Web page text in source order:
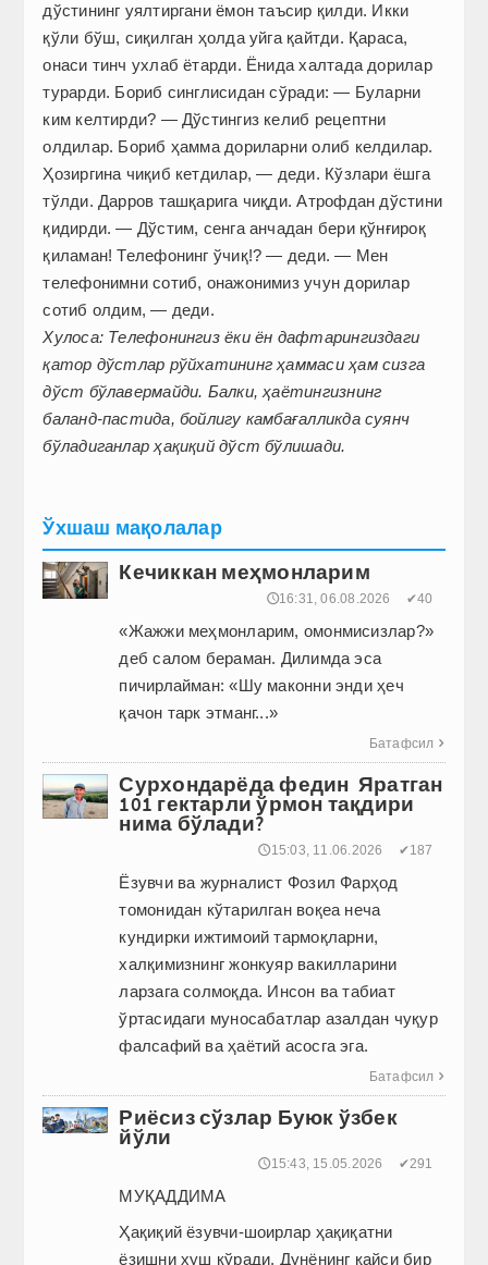
дўстининг уялтиргани ёмон таъсир қилди. Икки
қўли бўш, сиқилган ҳолда уйга қайтди. Қараса,
онаси тинч ухлаб ётарди. Ёнида халтада дорилар
турарди. Бориб синглисидан сўради: — Буларни
ким келтирди? — Дўстингиз келиб рецептни
олдилар. Бориб ҳамма дориларни олиб келдилар.
Ҳозиргина чиқиб кетдилар, — деди. Кўзлари ёшга
тўлди. Дарров ташқарига чиқди. Атрофдан дўстини
қидирди. — Дўстим, сенга анчадан бери қўнғироқ
қиламан! Телефонинг ўчиқ!? — деди. — Мен
телефонимни сотиб, онажонимиз учун дорилар
сотиб олдим, — деди.
Хулоса: Телефонингиз ёки ён дафтарингиздаги
қатор дўстлар рўйхатининг ҳаммаси ҳам сизга
дўст бўлавермайди. Балки, ҳаётингизнинг
баланд-пастида, бойлигу камбағалликда суянч
бўладиганлар ҳақиқий дўст бўлишади.
Ўхшаш мақолалар
Кечиккан меҳмонларим
🕔16:31, 06.08.2026 ✔40
«Жажжи меҳмонларим, омонмисизлар?»
деб салом бераман. Дилимда эса
пичирлайман: «Шу маконни энди ҳеч
қачон тарк этманг...»
Батафсил 
Сурхондарёда федин Яратган
101 гектарли ўрмон тақдири
нима бўлади?
🕔15:03, 11.06.2026 ✔187
Ёзувчи ва журналист Фозил Фарҳод
томонидан кўтарилган воқеа неча
кундирки ижтимоий тармоқларни,
халқимизнинг жонкуяр вакилларини
ларзага солмоқда. Инсон ва табиат
ўртасидаги муносабатлар азалдан чуқур
фалсафий ва ҳаётий асосга эга.
Батафсил 
Риёсиз сўзлар Буюк ўзбек
йўли
🕔15:43, 15.05.2026 ✔291
МУҚАДДИМА
Ҳақиқий ёзувчи-шоирлар ҳақиқатни
ёзишни хуш кўради. Дунё­нинг ­қайси бир